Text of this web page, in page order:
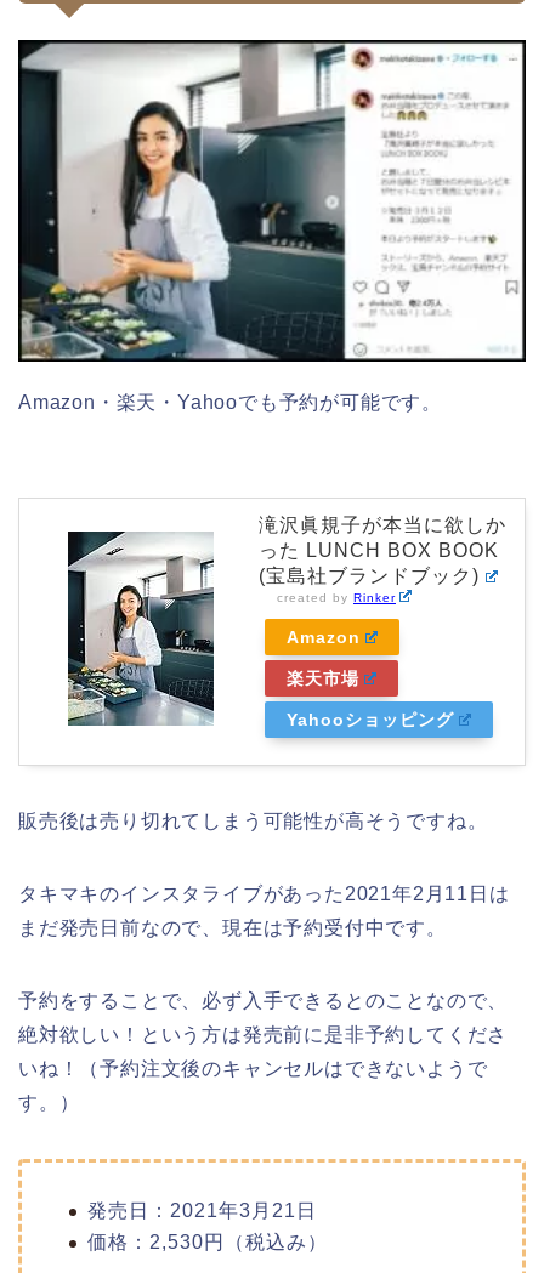
Amazon・楽天・Yahooでも予約が可能です。
滝沢眞規子が本当に欲しか
った LUNCH BOX BOOK
(宝島社ブランドブック)
created by Rinker
Amazon
楽天市場
Yahooショッピング
販売後は売り切れてしまう可能性が高そうですね。
タキマキのインスタライブがあった2021年2月11日は
まだ発売日前なので、現在は予約受付中です。
予約をすることで、必ず入手できるとのことなので、
絶対欲しい！という方は発売前に是非予約してくださ
いね！（予約注文後のキャンセルはできないようで
す。）
発売日：2021年3月21日
価格：2,530円（税込み）